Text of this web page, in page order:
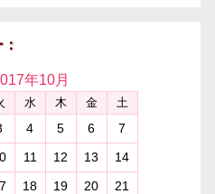
年10月
水 木 金 土
4 5 6
7
11 12 13
14
18 19 20
21